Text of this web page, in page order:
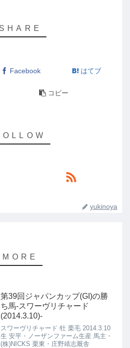
Facebook はてブ
コピー
yukinoya
第39回ジャパンカップ(GI)の勝
ち馬-スワーヴリチャード
(2014.3.10)-
スワーヴリチャード 牡 栗毛 2014.3.10
生 安平・ノーザンファーム生産 馬主・
(株)NICKS 栗東・庄野靖志厩舎